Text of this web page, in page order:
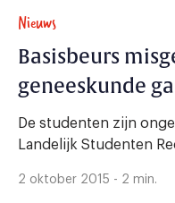
Nieuws
Basisbeurs
geneeskunde
De studenten zijn
Landelijk Studenten
2 oktober 2015 - 2 min.